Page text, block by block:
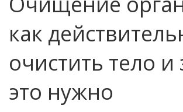
как
очистить тело и
это нужно